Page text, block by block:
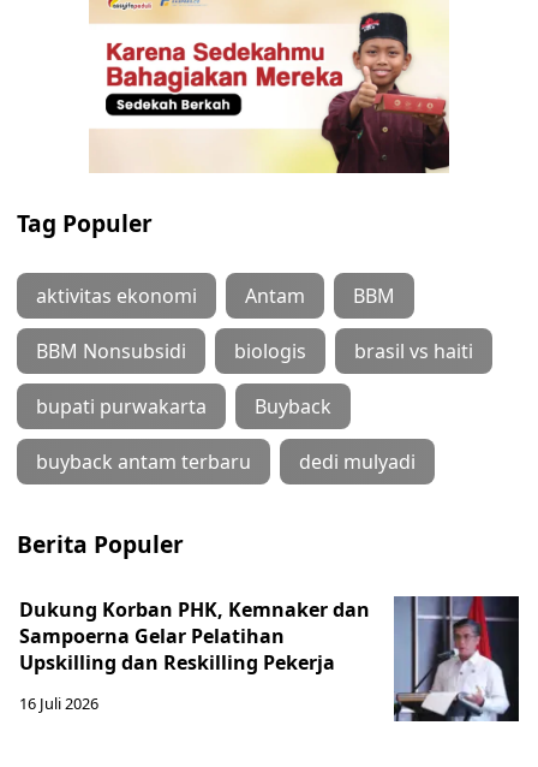
Tag Populer
aktivitas ekonomi Antam BBM
BBM Nonsubsidi biologis brasil vs haiti
bupati purwakarta Buyback
buyback antam terbaru dedi mulyadi
Berita Populer
Dukung Korban PHK, Kemnaker dan
Sampoerna Gelar Pelatihan
Upskilling dan Reskilling Pekerja
16 Juli 2026